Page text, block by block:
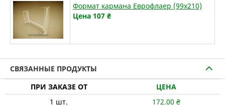
Формат кармана Еврофлаер (99х210)
Цена 107 ₴
СВЯЗАННЫЕ ПРОДУКТЫ
ПРИ ЗАКАЗЕ ОТ
ЦЕНА
1 шт. 172.00 ₴